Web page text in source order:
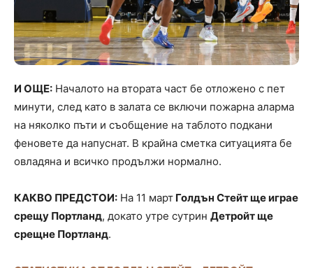
И ОЩЕ: Началото на втората част бе отложено с пет
минути, след като в залата се включи пожарна аларма
на няколко пъти и съобщение на таблото подкани
феновете да напуснат. В крайна сметка ситуацията бе
овладяна и всичко продължи нормално.
КАКВО ПРЕДСТОИ: На 11 март Голдън Стейт ще играе
срещу Портланд, докато утре сутрин Детройт ще
срещне Портланд.